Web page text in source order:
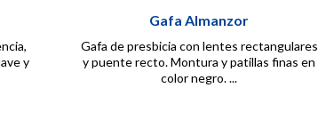
y
Gafa Almanzor
Gafa de presbicia con lentes rectangulares
y puente recto. Montura y patillas finas en
color negro. ...